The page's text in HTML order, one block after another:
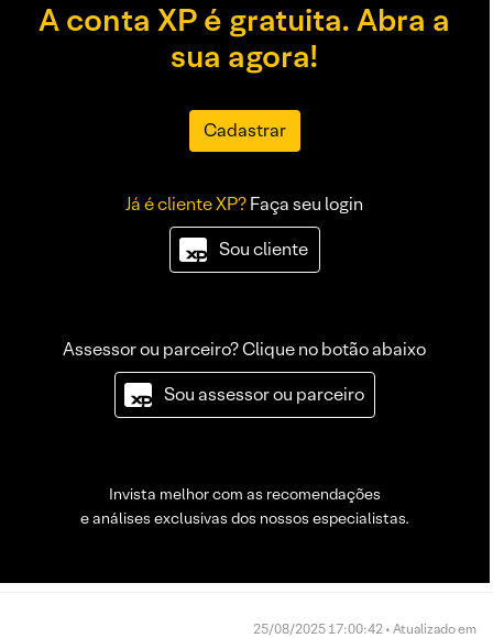
A conta XP é gratuita. Abra a
sua agora!
Cadastrar
Já é cliente XP?Faça seu login
Sou cliente
Assessor ou parceiro? Clique no botão abaixo
Sou assessor ou parceiro
Invista melhor com as recomendações
e análises exclusivas dos nossos especialistas.
25/08/2025 17:00:42 • Atualizado em